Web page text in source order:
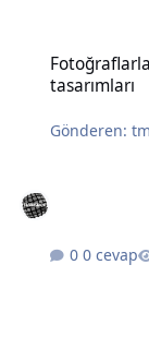
tasarımları
Gönderen:
0 cevap